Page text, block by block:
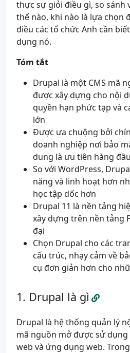
thực sự giỏi điều gì, so sánh
thế nào, khi nào là lựa chọn
điều các tổ chức Anh cần
dụng nó.
Tóm tắt
Drupal là một CMS mã
được xây dựng cho nội
quyền hạn phức tạp và
lớn
Được ưa chuộng bởi
doanh nghiệp nơi bảo
dung là ưu tiên hàng đầu
So với WordPress,
năng và linh hoạt hơn
học tập dốc hơn
Drupal 11 là nền tảng
xây dựng trên nền tảng
đại
Chọn Drupal cho các
cấu trúc, nhạy cảm về
cụ đơn giản hơn cho
Drupal là gì
Drupal là hệ thống quản lý
mã nguồn mở được sử
web và ứng dụng web.